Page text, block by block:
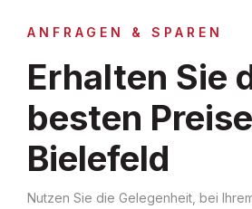
ANFRAGEN & SPAREN
Erhalten Sie
besten
Bielefeld
Nutzen Sie die Gelegenheit, bei